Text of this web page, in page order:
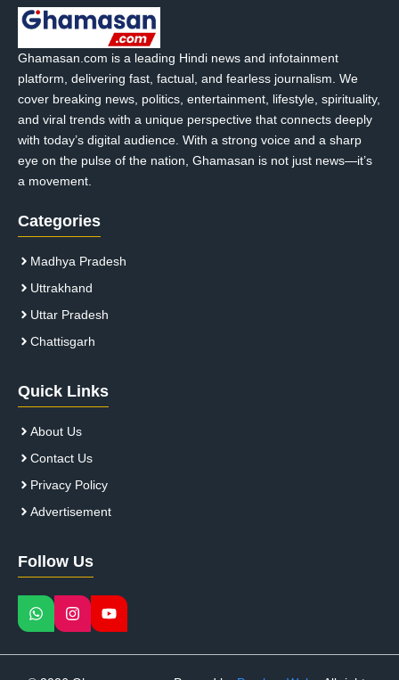
Ghamasan.com is a leading Hindi news and infotainment
platform, delivering fast, factual, and fearless journalism. We
cover breaking news, politics, entertainment, lifestyle, spirituality,
and viral trends with a unique perspective that connects deeply
with today’s digital audience. With a strong voice and a sharp
eye on the pulse of the nation, Ghamasan is not just news—it’s
a movement.
Categories
Madhya Pradesh
Uttrakhand
Uttar Pradesh
Chattisgarh
Quick Links
About Us
Contact Us
Privacy Policy
Advertisement
Follow Us